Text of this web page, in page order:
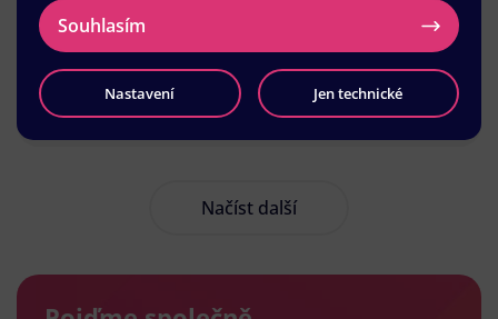
Načíst další
Souhlasím
Nastavení Jen technické